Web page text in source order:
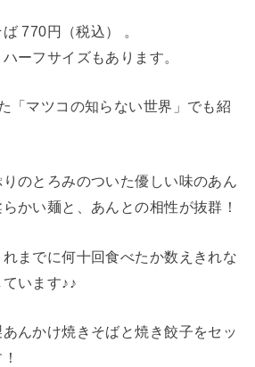
770円（税込） 。
ーフサイズもあります。
「マツコの知らない世界」でも紹
のとろみのついた優しい味のあん
かい麺と、あんとの相性が抜群！
までに何十回食べたか数えきれな
います♪♪
んかけ焼きそばと焼き餃子をセッ